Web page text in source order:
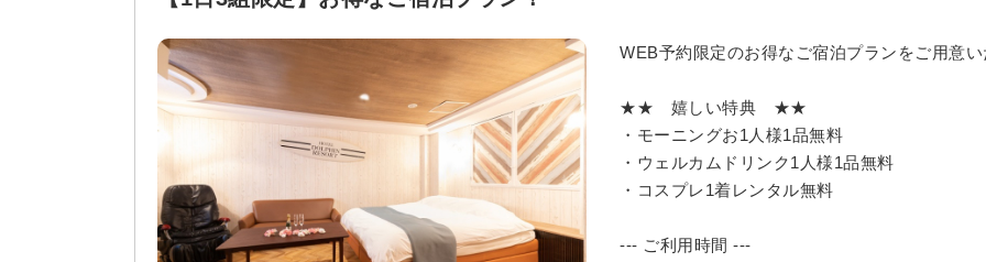
WEB予約限定のお得なご宿泊プランをご用意
★★ 嬉しい特典 ★★
・モーニングお1人様1品無料
・ウェルカムドリンク1人様1品無料
・コスプレ1着レンタル無料
--- ご利用時間 ---